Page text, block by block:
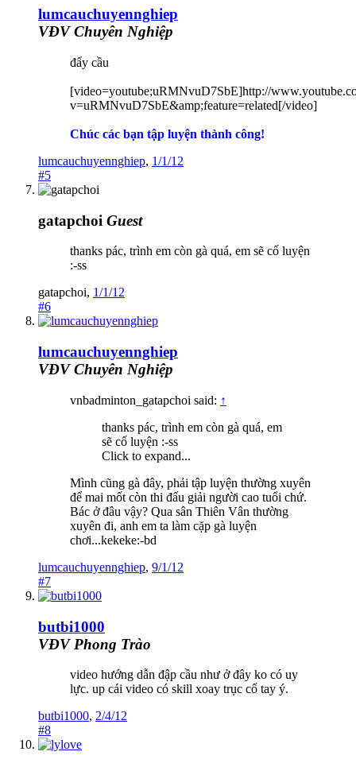
lumcauchuyennghiep
VĐV Chuyên Nghiệp
đẩy cầu
[video=youtube;uRMNvuD7SbE]http://
v=uRMNvuD7SbE&amp;feature=related[/video]
Chúc các bạn tập luyện thành công!
lumcauchuyennghiep, 1/1/12
#5
gatapchoi Guest
thanks pác, trình em còn gà quá, em sẽ cố luyện
:-ss
gatapchoi, 1/1/12
#6
lumcauchuyennghiep
VĐV Chuyên Nghiệp
vnbadminton_gatapchoi said: ↑
thanks pác, trình em còn gà quá, em
sẽ cố luyện :-ss
Click to expand...
Mình cũng gà đây, phải tập luyện thường xuyên
để mai mốt còn thi đấu giải người cao tuổi chứ.
Bác ở đâu vậy? Qua sân Thiên Vân thường
xuyên đi, anh em ta làm cặp gà luyện
chơi...kekeke:-bd
lumcauchuyennghiep, 9/1/12
#7
butbi1000
VĐV Phong Trào
video hướng dẫn đập cầu như ở đây ko có uy
lực. up cái video có skill xoay trục cổ tay ý.
butbi1000, 2/4/12
#8